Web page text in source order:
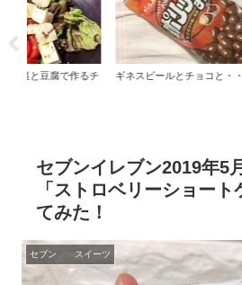
ギネスビールとチョコと・・・ 豆乳で
セブンイレブン2019年5
「ストロベリーショー
てみた！
セブン スイーツ